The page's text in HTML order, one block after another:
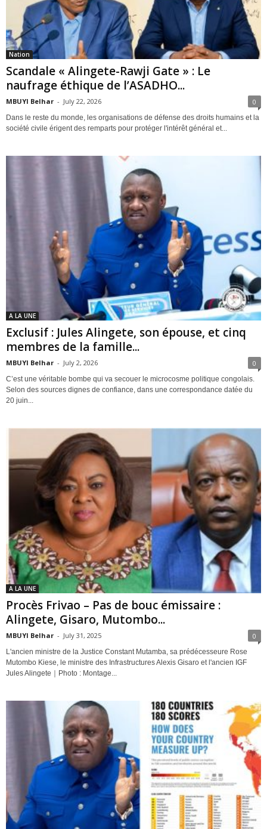
Nation
Scandale « Alingete-Rawji Gate » : Le
naufrage éthique de l’ASADHO...
MBUYI Belhar - July 22, 2026 0
Dans le reste du monde, les organisations de défense des droits humains et la
société civile érigent des remparts pour protéger l'intérêt général et...
A LA UNE
Exclusif : Jules Alingete, son épouse, et cinq
membres de la famille...
MBUYI Belhar - July 2, 2026 0
C’est une véritable bombe qui va secouer le microcosme politique congolais.
Selon des sources dignes de confiance, dans une correspondance datée du
20 juin...
A LA UNE
Procès Frivao – Pas de bouc émissaire :
Alingete, Gisaro, Mutombo...
MBUYI Belhar - July 31, 2025 0
L'ancien ministre de la Justice Constant Mutamba, sa prédécesseure Rose
Mutombo Kiese, le ministre des Infrastructures Alexis Gisaro et l'ancien IGF
Jules Alingete｜Photo : Montage...